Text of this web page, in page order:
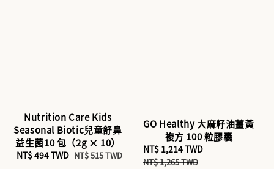
Nutrition Care Kids
Seasonal Biotic兒童舒鼻
益生菌10 包（2g × 10）
Sale
NT$ 494 TWD Regular
NT$ 515 TWD
GO Healthy 大麻籽油薑黃
複方 100 粒膠囊
Sale
price
NT$ 1,214 TWD
NT$ 1,265 TWD